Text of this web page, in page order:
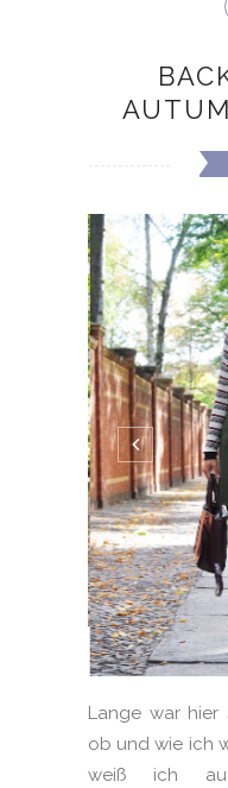
Lange war
ob und wie ich
weiß ich